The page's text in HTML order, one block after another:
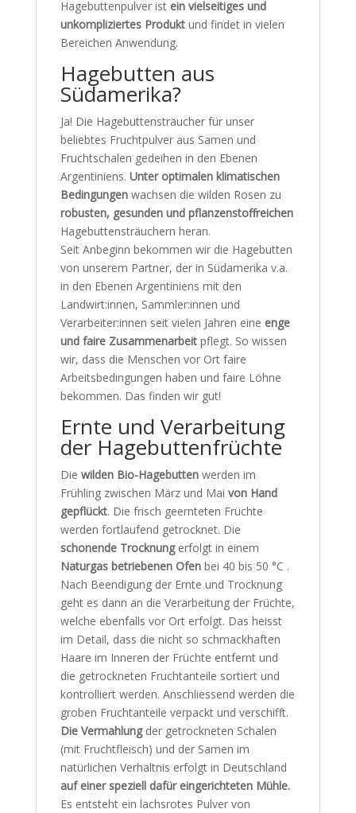
Hagebuttenpulver ist ein vielseitiges und
unkompliziertes Produktund findet in vielen
Bereichen Anwendung.
Hagebutten aus
Südamerika?
Ja! Die Hagebuttensträucher für unser
beliebtes Fruchtpulver aus Samen und
Fruchtschalen gedeihen in den Ebenen
Argentiniens. Unter optimalen klimatischen
Bedingungenwachsen die wilden Rosen zu
robusten, gesunden und pflanzenstoffreichen
Hagebuttensträuchern heran.
Seit Anbeginn bekommen wir die Hagebutten
von unserem Partner, der in Südamerika v.a.
in den Ebenen Argentiniens mit den
Landwirt:innen, Sammler:innen und
Verarbeiter:innen seit vielen Jahren eine enge
und faire Zusammenarbeitpflegt. So wissen
wir, dass die Menschen vor Ort faire
Arbeitsbedingungen haben und faire Löhne
bekommen. Das finden wir gut!
Ernte und Verarbeitung
der Hagebuttenfrüchte
Die wilden Bio-Hagebuttenwerden im
Frühling zwischen März und Mai von Hand
gepflückt. Die frisch geernteten Früchte
werden fortlaufend getrocknet. Die
schonende Trocknungerfolgt in einem
Naturgas betriebenen Ofenbei 40 bis 50 °C .
Nach Beendigung der Ernte und Trocknung
geht es dann an die Verarbeitung der Früchte,
welche ebenfalls vor Ort erfolgt. Das heisst
im Detail, dass die nicht so schmackhaften
Haare im Inneren der Früchte entfernt und
die getrockneten Fruchtanteile sortiert und
kontrolliert werden. Anschliessend werden die
groben Fruchtanteile verpackt und verschifft.
Die Vermahlungder getrockneten Schalen
(mit Fruchtfleisch) und der Samen im
natürlichen Verhältnis erfolgt in Deutschland
auf einer speziell dafür eingerichteten Mühle.
Es entsteht ein lachsrotes Pulver von